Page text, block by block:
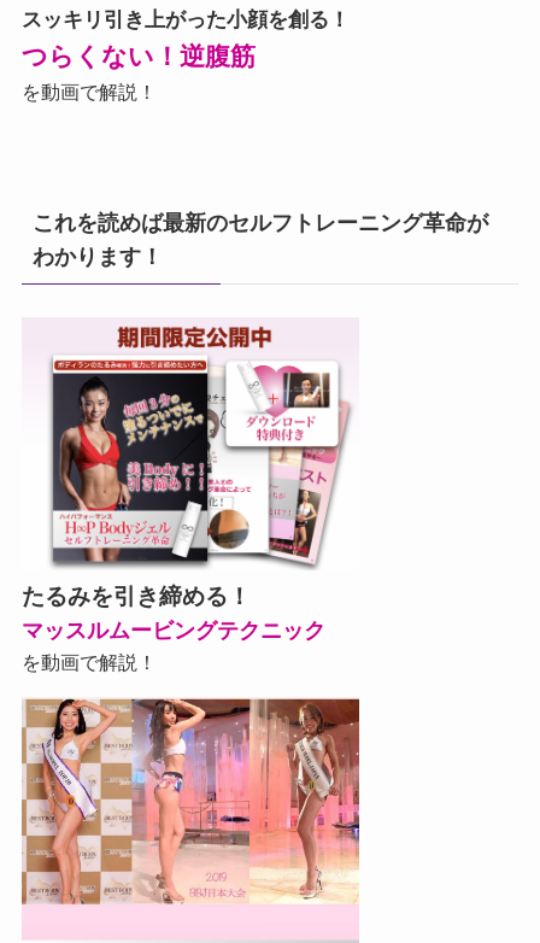
スッキリ引き上がった小顔を創る！
つらくない！逆腹筋
を動画で解説！
これを読めば最新のセルフトレーニング革命が
わかります！
たるみを引き締める！
マッスルムービングテクニック
を動画で解説！